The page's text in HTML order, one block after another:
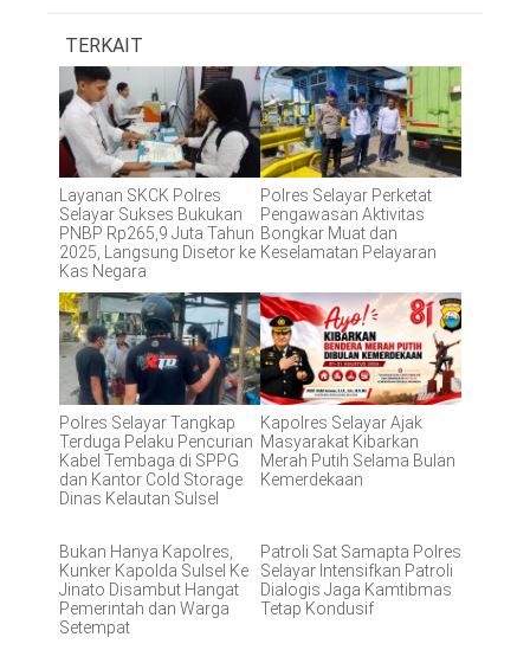
TERKAIT
Layanan SKCK Polres
Selayar Sukses Bukukan
PNBP Rp265,9 Juta Tahun
2025, Langsung Disetor ke
Kas Negara
Polres Selayar Perketat
Pengawasan Aktivitas
Bongkar Muat dan
Keselamatan Pelayaran
Polres Selayar Tangkap
Terduga Pelaku Pencurian
Kabel Tembaga di SPPG
dan Kantor Cold Storage
Dinas Kelautan Sulsel
Kapolres Selayar Ajak
Masyarakat Kibarkan
Merah Putih Selama Bulan
Kemerdekaan
Bukan Hanya Kapolres,
Kunker Kapolda Sulsel Ke
Jinato Disambut Hangat
Pemerintah dan Warga
Setempat
Patroli Sat Samapta Polres
Selayar Intensifkan Patroli
Dialogis Jaga Kamtibmas
Tetap Kondusif